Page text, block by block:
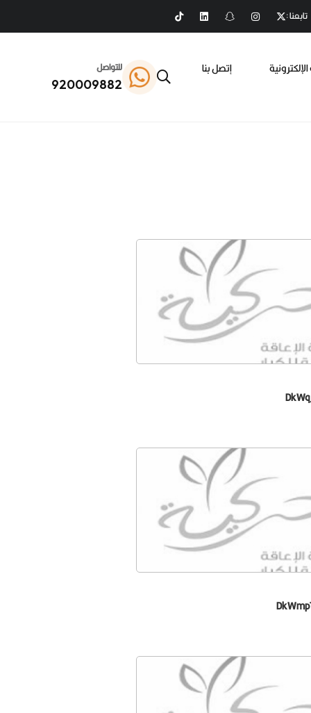
تابعنا :
إتصل بنا
للتواصل
920009882